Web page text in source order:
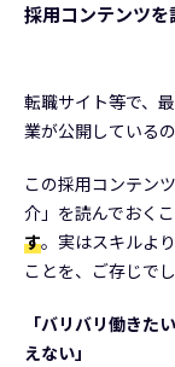
採用コンテンツを
転職サイト等で、
業が公開している
この採用コンテン
介」を読んでおくこ
す。実はスキルよ
ことを、ご存じで
「バリバリ働きた
えない」